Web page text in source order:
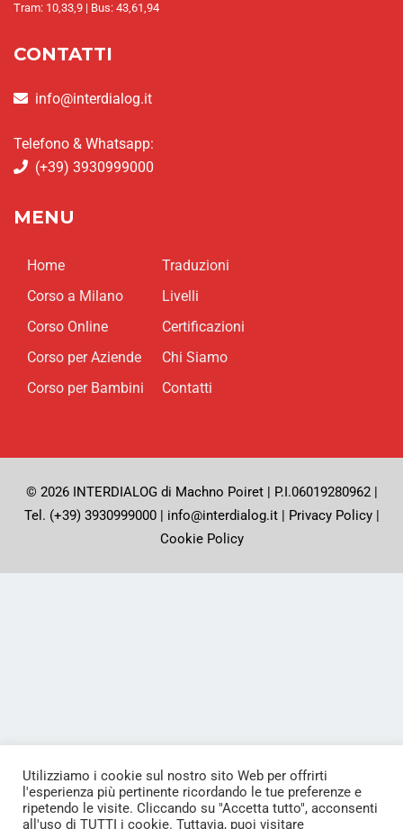
Tram: 10,33,9 | Bus: 43,61,94
CONTATTI
info@interdialog.it
Telefono & Whatsapp:
(+39) 3930999000
MENU
Home
Corso a Milano
Corso Online
Corso per Aziende
Corso per Bambini
Traduzioni
Livelli
Certificazioni
Chi Siamo
Contatti
© 2026 INTERDIALOG di Machno Poiret | P.I.06019280962 |
Tel. (+39) 3930999000 | info@interdialog.it | Privacy Policy|
Cookie Policy
Utilizziamo i cookie sul nostro sito Web per offrirti
l'esperienza più pertinente ricordando le tue preferenze e
ripetendo le visite. Cliccando su "Accetta tutto", acconsenti
all'uso di TUTTI i cookie. Tuttavia, puoi visitare